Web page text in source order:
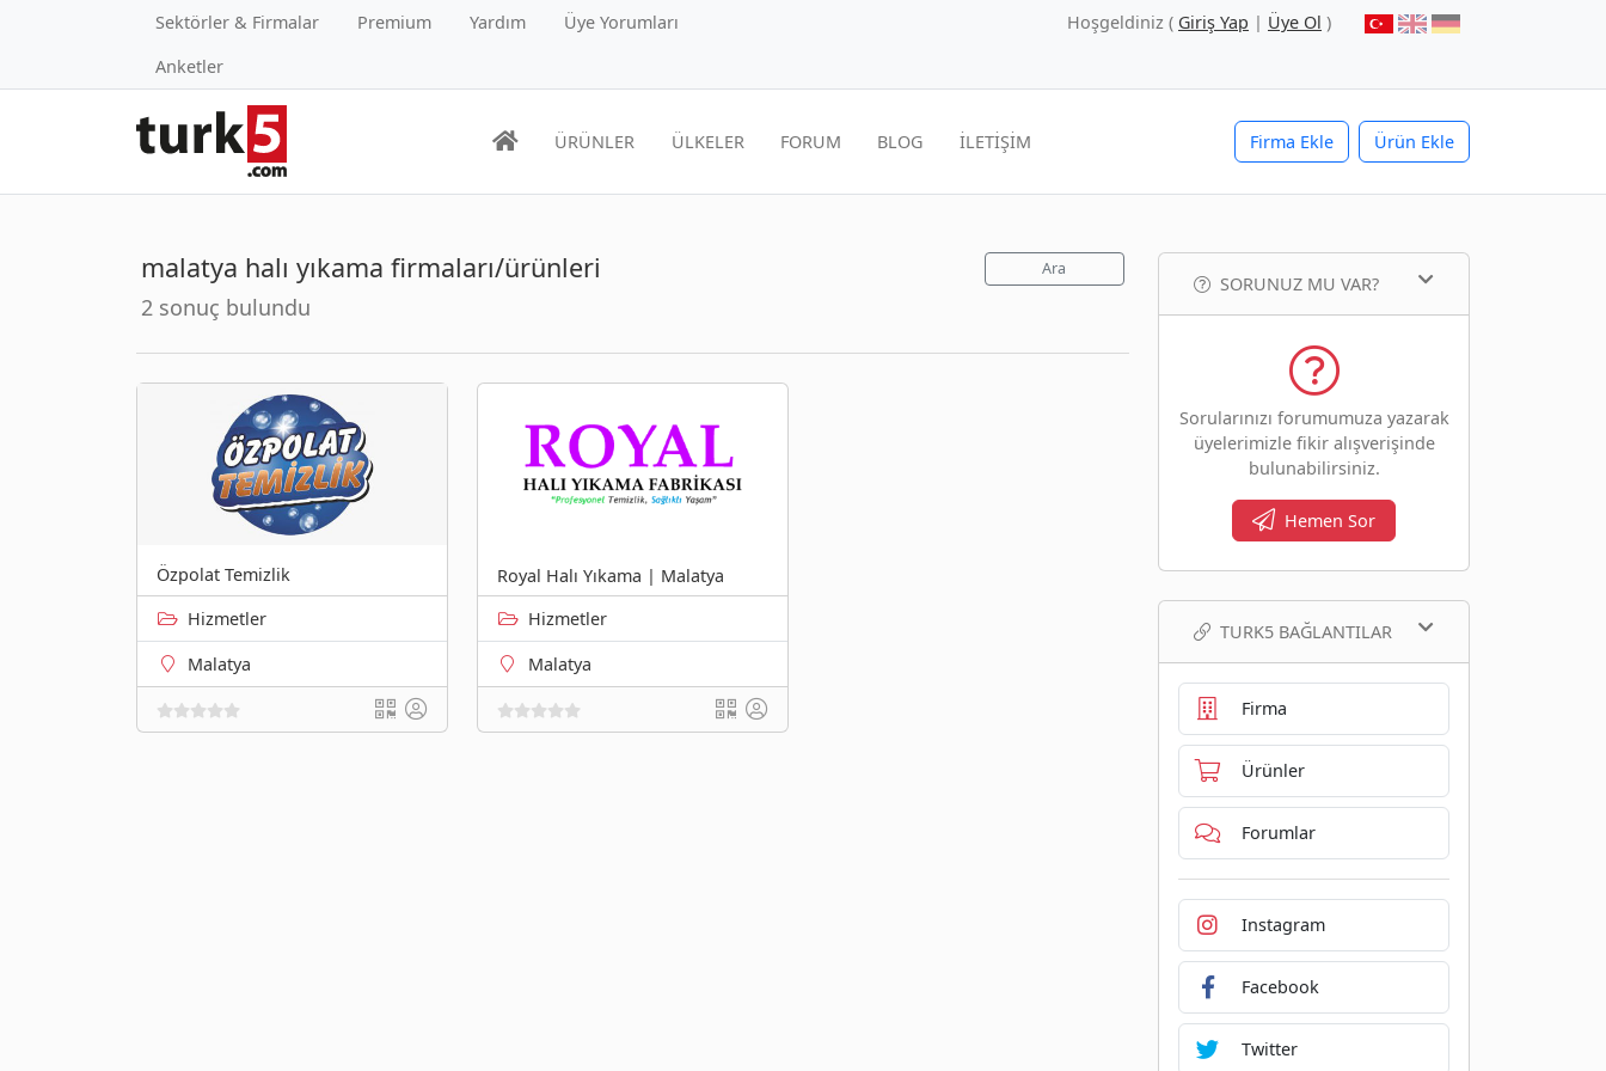
Sektörler & Firmalar Premium Yardım
Üye Yorumları
Anketler
Hoşgeldiniz ( Giriş Yap | Üye Ol )
Firma Ekle Ürün Ekle
ÜRÜNLER ÜLKELER FORUM BLOG İLETİŞİM
malatya halı yıkama firmaları/ürünleri
2 sonuç bulundu
Ara
Özpolat Temizlik
Hizmetler
Malatya
Royal Halı Yıkama | Malatya
Hizmetler
Malatya
SORUNUZ MU VAR?
Sorularınızı forumumuza yazarak
üyelerimizle fikir alışverişinde
bulunabilirsiniz.
Hemen Sor
TURK5 BAĞLANTILAR
Firma
Ürünler
Forumlar
Instagram
Facebook
Twitter